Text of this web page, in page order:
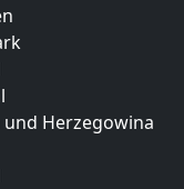
Herzegowina